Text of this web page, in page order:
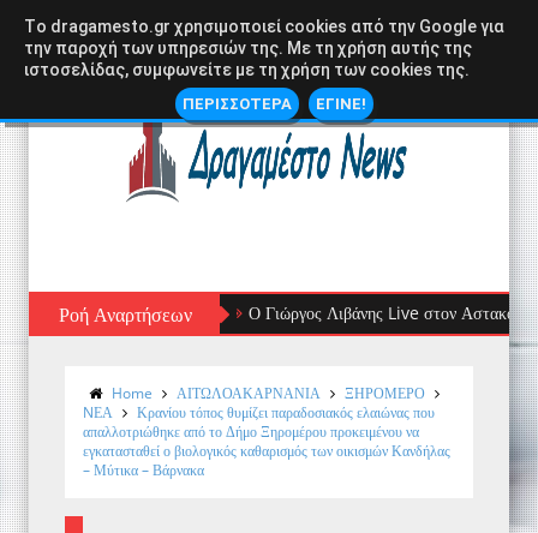
Ροή ΑναρτήσεωνΟ Γιώργος Λιβάνης Live στον Αστακό: Μια
Home ΑΙΤΩΛΟΑΚΑΡΝΑΝΙΑ
ΞΗΡΟΜΕΡΟ
NΕΑ
Κρανίου τόπος θυμίζει παραδοσιακός ελαιώνας που
απαλλοτριώθηκε από το Δήμο Ξηρομέρου προκειμένου να
εγκατασταθεί ο βιολογικός καθαρισμός των οικισμών Κανδήλας
– Μύτικα – Βάρνακα
Tο dragamesto.gr χρησιμοποιεί cookies από την Google για
την παροχή των υπηρεσιών της. Με τη χρήση αυτής της
ιστοσελίδας, συμφωνείτε με τη χρήση των cookies της.
ΠΕΡΙΣΣΟΤΕΡΑ ΕΓΙΝΕ!